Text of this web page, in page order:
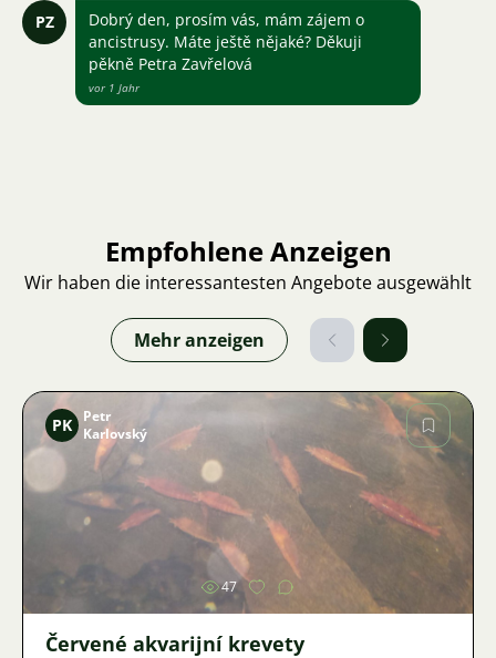
PZ
Dobrý den, prosím vás, mám zájem o
ancistrusy. Máte ještě nějaké? Děkuji
pěkně Petra Zavřelová
vor 1 Jahr
Empfohlene Anzeigen
Wir haben die interessantesten Angebote ausgewählt
Mehr anzeigen
Bild
PK
Petr
Karlovský
47
Červené akvarijní krevety